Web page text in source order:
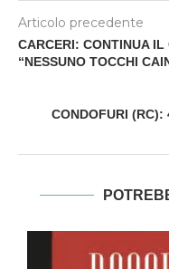
Articolo precedente
CARCERI: CONTINUA IL
“NESSUNO TOCCHI
CONDOFURI (RC):